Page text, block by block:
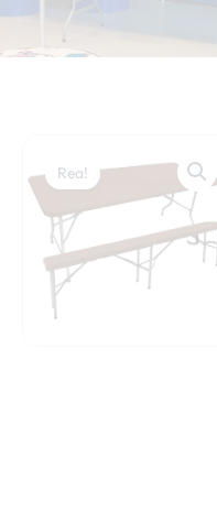
Rea!